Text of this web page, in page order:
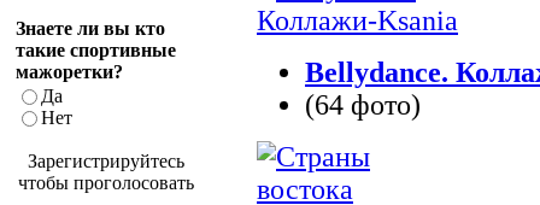
Bellydance.
(64 фото)
Знаете ли вы кто
такие спортивные
мажоретки?
Да
Нет
Зарегистрируйтесь
чтобы проголосовать